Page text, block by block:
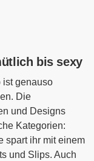
bis sexy
ist genauso
Die
und Designs
Kategorien:
spart ihr mit einem
und Slips. Auch